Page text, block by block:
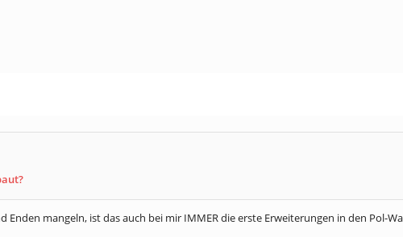
Enden mangeln, ist das auch bei mir IMMER die erste Erweiterungen in den Pol-